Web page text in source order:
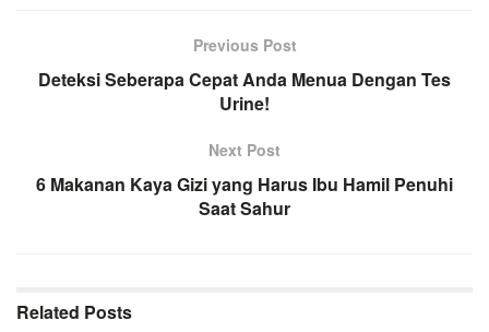
Previous Post
Deteksi Seberapa Cepat Anda Menua Dengan Tes
Urine!
Next Post
6 Makanan Kaya Gizi yang Harus Ibu Hamil Penuhi
Saat Sahur
Related Posts